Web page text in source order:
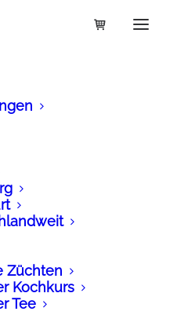
Züchten
Kochkurs
Tee
für